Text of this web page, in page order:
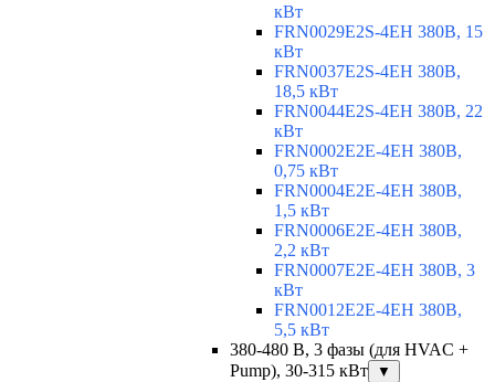
кВт
FRN0029E2S-4EH 380В, 15
кВт
FRN0037E2S-4EH 380В,
18,5 кВт
FRN0044E2S-4EH 380В, 22
кВт
FRN0002E2E-4EH 380В,
0,75 кВт
FRN0004E2E-4EH 380В,
1,5 кВт
FRN0006E2E-4EH 380В,
2,2 кВт
FRN0007E2E-4EH 380В, 3
кВт
FRN0012E2E-4EH 380В,
5,5 кВт
380-480 В, 3 фазы (для HVAC +
Pump), 30-315 кВт
▼